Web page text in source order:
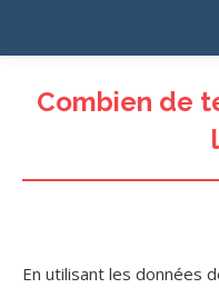
Combien de
En utilisant les données